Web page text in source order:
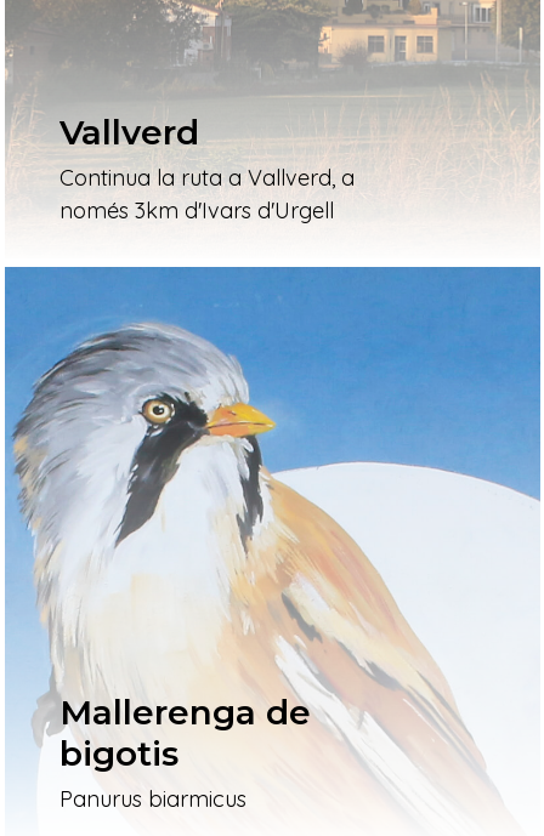
Vallverd
Continua la ruta a Vallverd, a
només 3km d'Ivars d'Urgell
Mallerenga de
bigotis
Panurus biarmicus